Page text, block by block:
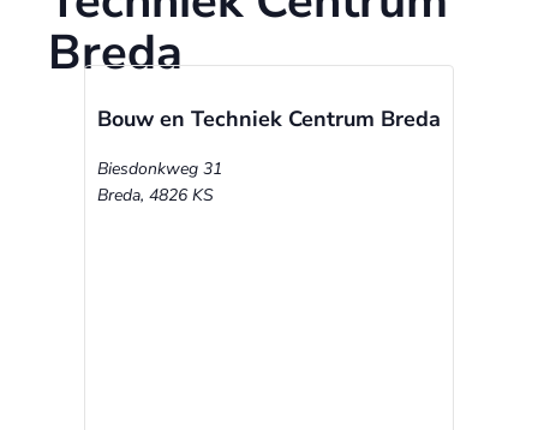
Breda
Bouw en Techniek Centrum Breda
Biesdonkweg 31
Breda, 4826 KS